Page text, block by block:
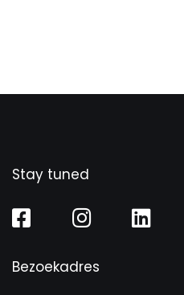
Stay tuned
Bezoekadres